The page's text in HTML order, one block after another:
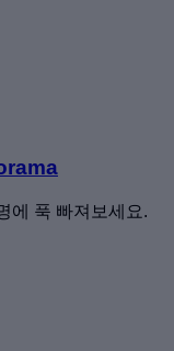
에 푹 빠져보세요.